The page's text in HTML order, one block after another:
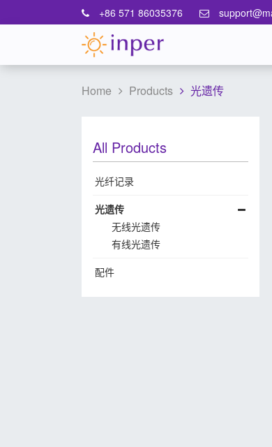
+86 571 86035376
Home Products 光遗传
All Products
光纤记录
光遗传
无线光遗传
有线光遗传
配件